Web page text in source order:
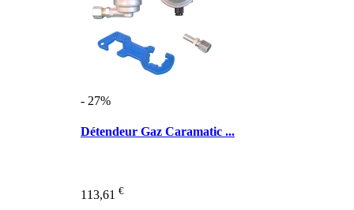
- 27%
Détendeur Gaz Caramatic ...
113,61 €